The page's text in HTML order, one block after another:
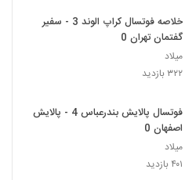
خلاصه فوتسال کراپ الوند 3 - سفیر
گفتمان تهران 0
میلاد
۳۲۲ بازدید
فوتسال پالایش بندرعباس 4 - پالایش
اصفهان 0
میلاد
۴۰۱ بازدید